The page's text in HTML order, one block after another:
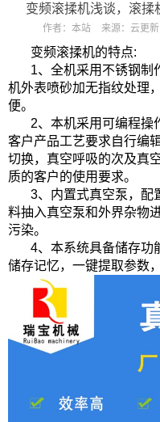
变频滚揉机浅谈，滚揉
作者： 本站 来源： 云更新
变频滚揉机的特点:
1、全机采用 不锈钢制
机外表喷砂加无指纹处理
便。
2、本机采用可编程操
客户产品工艺要求自行编
切换，真空呼吸的次及真
质的客户的使用要求。
3、内置式真空泵，配
料抽入真空泵和外界杂物
污染。
4、本系统具备储存功
储存记忆，一键提取参数